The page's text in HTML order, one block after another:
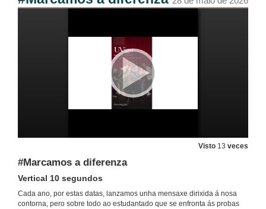
Visto 13 veces
#Marcamos a diferenza
Vertical 10 segundos
Cada ano, por estas datas, lanzamos unha mensaxe dirixida á nosa
contorna, pero sobre todo ao estudantado que se enfronta ás probas